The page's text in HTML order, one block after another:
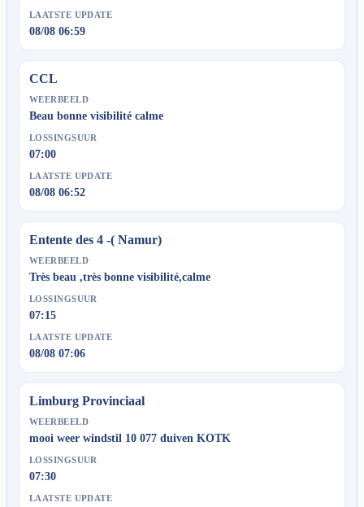
LAATSTE UPDATE
08/08 06:59
CCL
WEERBEELD
Beau bonne visibilité calme
LOSSINGSUUR
07:00
LAATSTE UPDATE
08/08 06:52
Entente des 4 -( Namur)
WEERBEELD
Très beau ,très bonne visibilité,calme
LOSSINGSUUR
07:15
LAATSTE UPDATE
08/08 07:06
Limburg Provinciaal
WEERBEELD
mooi weer windstil 10 077 duiven KOTK
LOSSINGSUUR
07:30
LAATSTE UPDATE